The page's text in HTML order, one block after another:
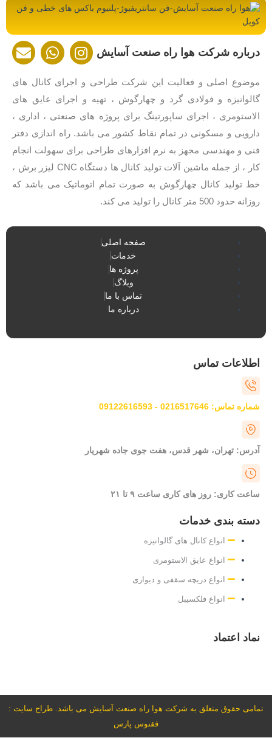
درباره شرکت هوا راه صنعت آسایش
I
n
s
t
a
g
r
a
m
W
h
a
s
a
p
p
E
n
v
e
l
o
p
e
موضوع اصلی و فعالیت این شرکت طراحی و اجرای کانال های
گالوانیزه و فولادی گرد و چهارگوش ، تهیه و اجرای عایق های
الاستومری ، اجرای ساپورتینگ برای پروژه های صنعتی ، اداری ،
دارویی و مسکونی در تمام نقاط کشور می باشد. راه اندازی دفتر
فنی و مهندسی مجهز به نرم افزارهای طراحی برای سهولت انجام
کار ، از جمله ماشین آلات تولید کانال ها دستگاه CNC لیزر برش ،
خط تولید کانال چهارگوش به صورت تمام اتوماتیک می باشد که
روزانه حدود 500 متر کانال را تولید می کند.
صفحه اصلی
خدمات
پروژه ها
وبلاگ
تماس با ما
درباره ما
اطلاعات تماس
شماره تماس: 0216517646 - 09122616593
آدرس: تهران، شهر قدس، هفت جوی جاده شهریار
ساعت کاری: روز های کاری ساعت ۹ تا ۲۱
دسته بندی خدمات
انواع کانال های گالوانیزه
انواع عایق الاستومری
انواع دریچه سقفی و دیواری
انواع فلکسیبل
نماد اعتماد
تمامی حقوق متعلق به شرکت هوا راه صنعت آسایش می باشد. طراح سایت :
ققنوس پارس